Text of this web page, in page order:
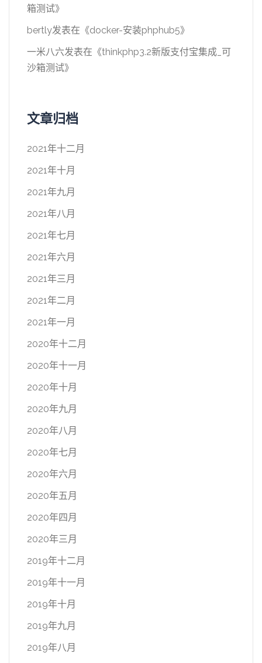
箱测试》
bertly发表在《docker-安装phphub5》
一米八六发表在《thinkphp3.2新版支付宝集成_可
沙箱测试》
文章归档
2021年十二月
2021年十月
2021年九月
2021年八月
2021年七月
2021年六月
2021年三月
2021年二月
2021年一月
2020年十二月
2020年十一月
2020年十月
2020年九月
2020年八月
2020年七月
2020年六月
2020年五月
2020年四月
2020年三月
2019年十二月
2019年十一月
2019年十月
2019年九月
2019年八月